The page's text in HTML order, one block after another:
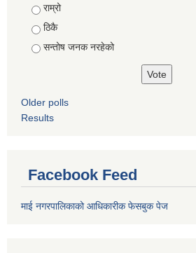
राम्रो
ठिकै
सन्तोष जनक नरहेको
Older polls
Results
Facebook Feed
माई नगरपालिकाको आधिकारीक फेसबुक पेज